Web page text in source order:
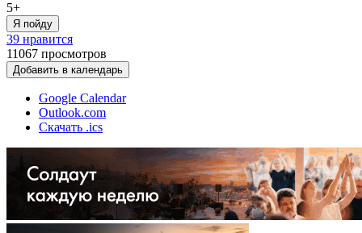
5+
Я пойду
39 нравится
11067 просмотров
Добавить в календарь
Google Calendar
Outlook.com
Скачать .ics